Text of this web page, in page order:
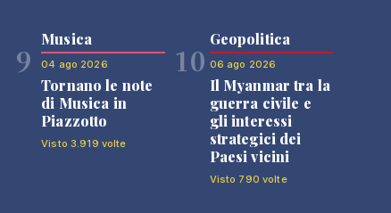
9
Musica
04 ago 2026
Tornano le note
di Musica in
Piazzotto
Visto 3.919 volte
10
Geopolitica
06 ago 2026
Il Myanmar tra la
guerra civile e
gli interessi
strategici dei
Paesi vicini
Visto 790 volte